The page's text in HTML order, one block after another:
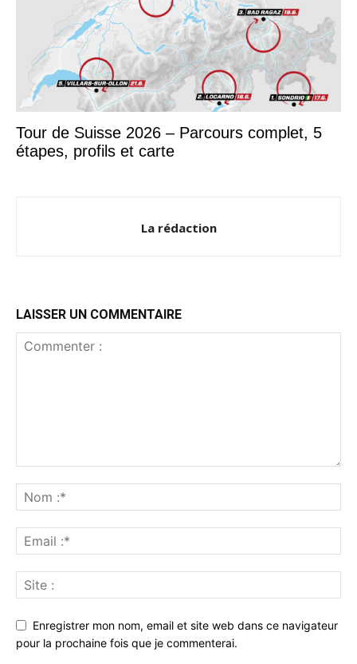
Tour de Suisse 2026 – Parcours complet, 5
étapes, profils et carte
La rédaction
LAISSER UN COMMENTAIRE
Enregistrer mon nom, email et site web dans ce navigateur
pour la prochaine fois que je commenterai.